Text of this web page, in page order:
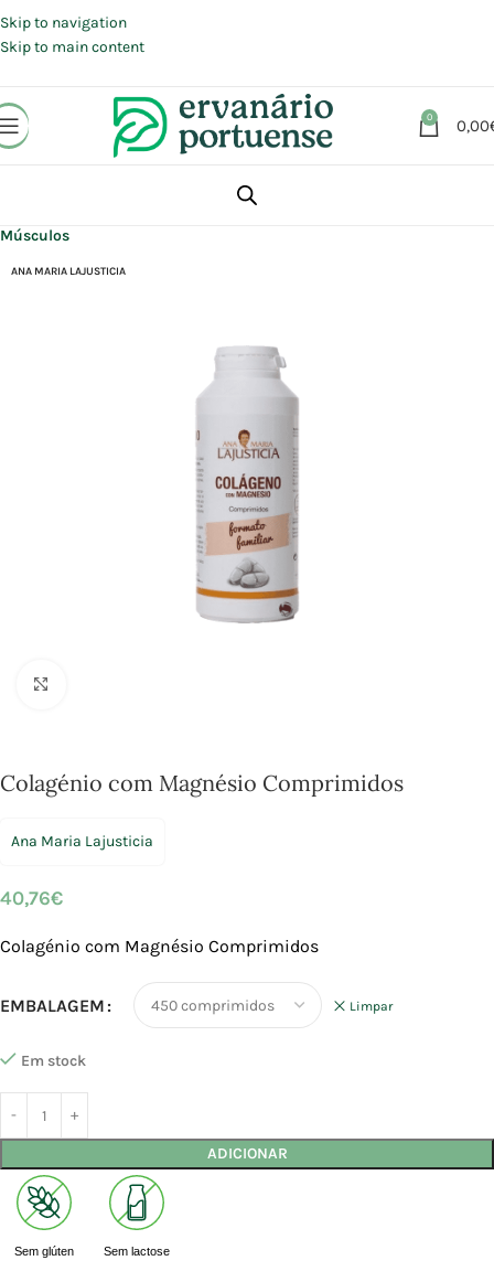
Skip to navigation
Skip to main content
0 0,00
Suplementos alimentares
Músculos
ANA MARIA LAJUSTICIA
Colagénio com Magnésio Comprimidos
Ana Maria Lajusticia
40,76€
Colagénio com Magnésio Comprimidos
EMBALAGEM Limpar
Em stock
ADICIONAR
Sem glúten Sem lactose